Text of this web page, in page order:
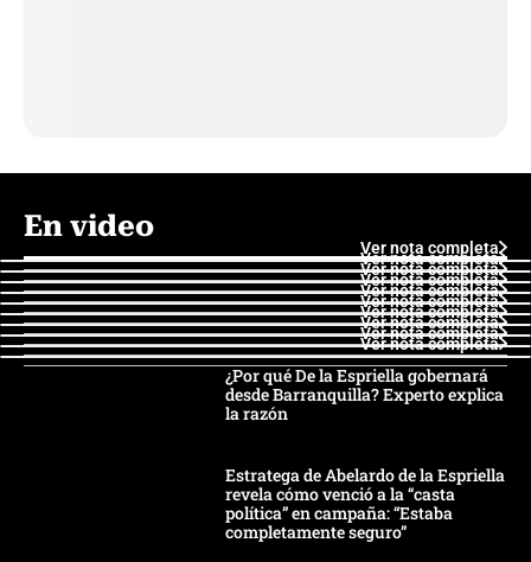
En video
Ver nota completa
Ver nota completa
Ver nota completa
Ver nota completa
Ver nota completa
Ver nota completa
Ver nota completa
Ver nota completa
Ver nota completa
Ver nota completa
¿Por qué De la Espriella gobernará
desde Barranquilla? Experto explica
la razón
Estratega de Abelardo de la Espriella
revela cómo venció a la “casta
política” en campaña: “Estaba
completamente seguro”